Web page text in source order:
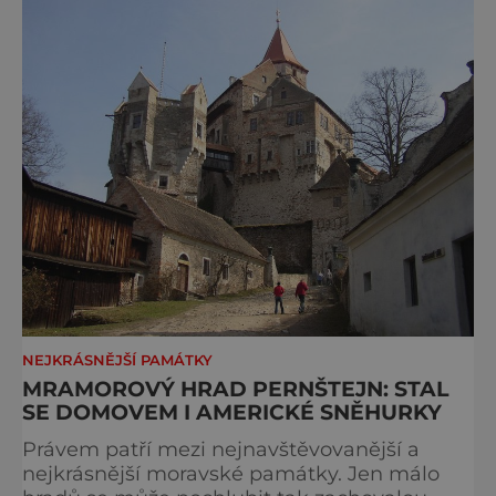
NEJKRÁSNĚJŠÍ PAMÁTKY
MRAMOROVÝ HRAD PERNŠTEJN: STAL
SE DOMOVEM I AMERICKÉ SNĚHURKY
Právem patří mezi nejnavštěvovanější a
nejkrásnější moravské památky. Jen málo